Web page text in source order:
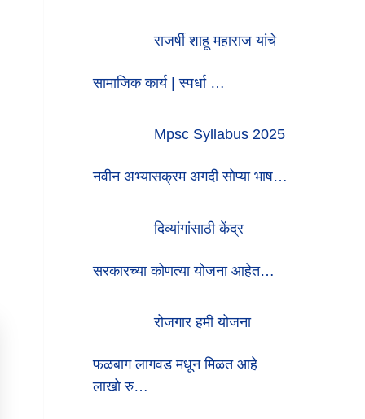
राजर्षी शाहू महाराज यांचे
सामाजिक कार्य | स्पर्धा …
Mpsc Syllabus 2025
नवीन अभ्यासक्रम अगदी सोप्या भाष…
दिव्यांगांसाठी केंद्र
सरकारच्या कोणत्या योजना आहेत…
रोजगार हमी योजना
फळबाग लागवड मधून मिळत आहे
लाखो रु…